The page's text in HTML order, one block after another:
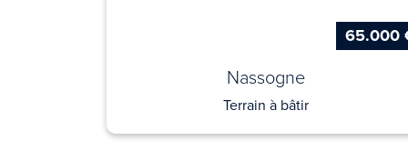
65.000
Nassogne
Terrain à bâtir